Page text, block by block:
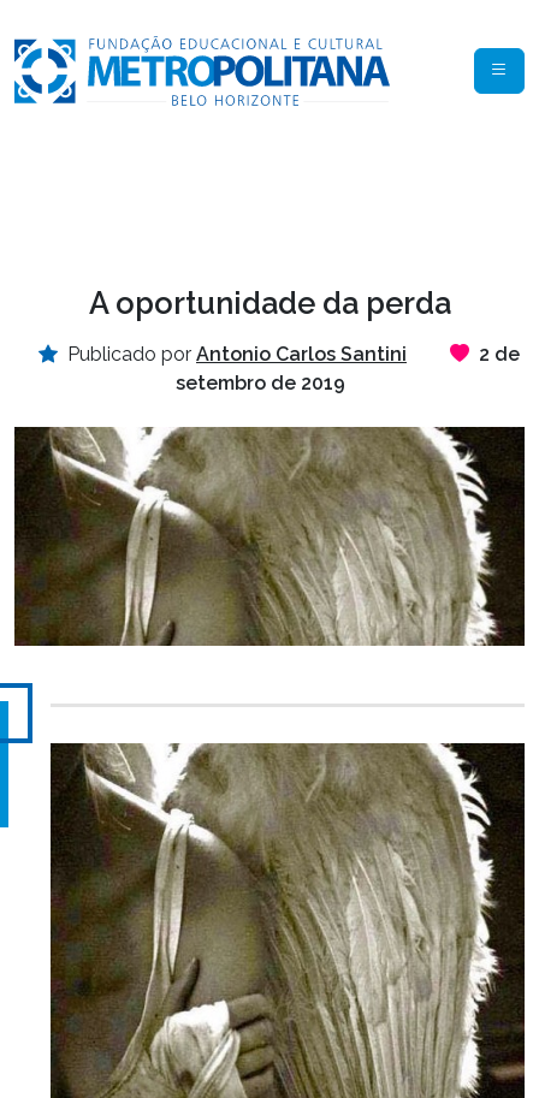
A oportunidade da perda
Publicado por Antonio Carlos Santini
2 de
setembro de 2019